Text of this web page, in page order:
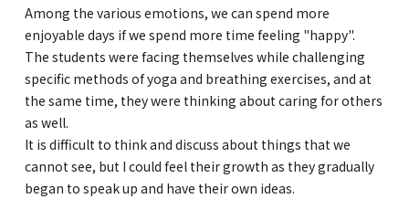
Among the various emotions, we can spend more
enjoyable days if we spend more time feeling "happy".
The students were facing themselves while challenging
specific methods of yoga and breathing exercises, and at
the same time, they were thinking about caring for others
as well.
It is difficult to think and discuss about things that we
cannot see, but I could feel their growth as they gradually
began to speak up and have their own ideas.